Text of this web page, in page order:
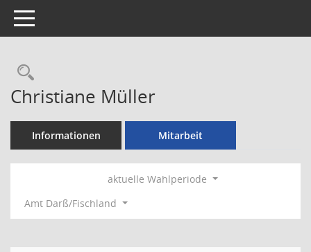
Toggle navigation
Rechercheauswahl
Christiane Müller
Informationen Mitarbeit
aktuelle Wahlperiode
Amt Darß/Fischland